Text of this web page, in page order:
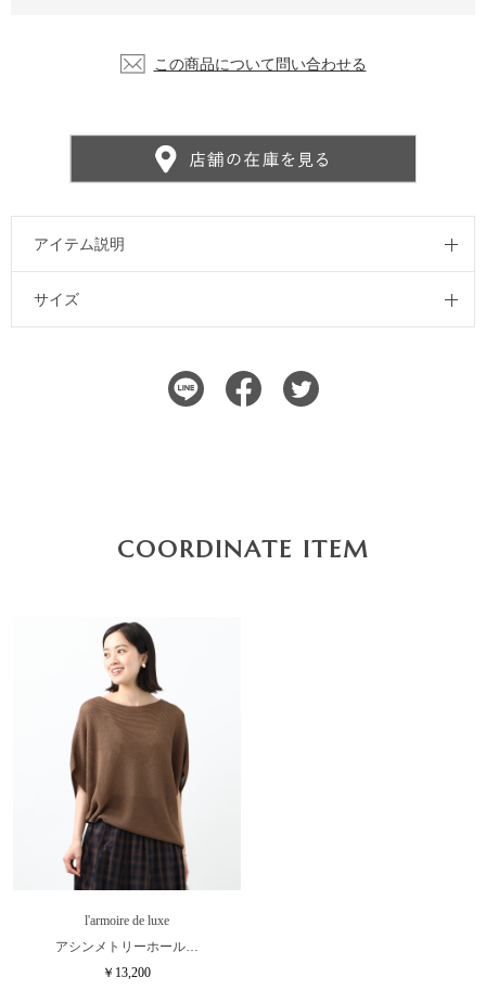
この商品について問い合わせる
アイテム説明
サイズ
COORDINATE ITEM
l'armoire de luxe
アシンメトリーホール…
￥13,200